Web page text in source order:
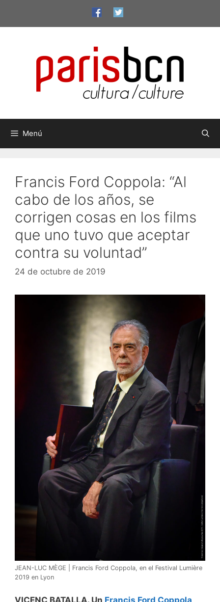
contenido
Menú
Francis Ford Coppola: “Al
cabo de los años, se
corrigen cosas en los films
que uno tuvo que aceptar
contra su voluntad”
24 de octubre de 2019
JEAN-LUC MÈGE | Francis Ford Coppola, en el Festival Lumière
2019 en Lyon